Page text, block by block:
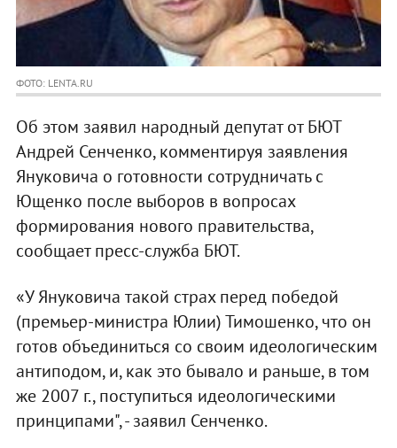
ФОТО: LENTA.RU
Об этом заявил народный депутат от БЮТ
Андрей Сенченко, комментируя заявления
Януковича о готовности сотрудничать с
Ющенко после выборов в вопросах
формирования нового правительства,
сообщает пресс-служба БЮТ.
«У Януковича такой страх перед победой
(премьер-министра Юлии) Тимошенко, что он
готов объединиться со своим идеологическим
антиподом, и, как это бывало и раньше, в том
же 2007 г., поступиться идеологическими
принципами", - заявил Сенченко.